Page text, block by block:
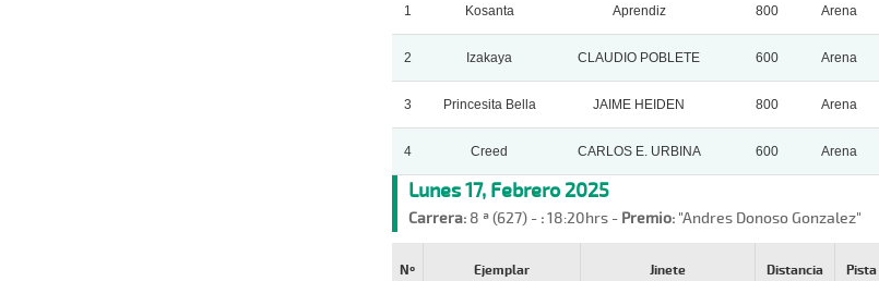
1 Kosanta Aprendiz 800 Arena
2 Izakaya CLAUDIO POBLETE 600 Arena
3 Princesita Bella JAIME HEIDEN 800 Arena
4 Creed CARLOS E. URBINA 600 Arena
Lunes 17, Febrero 2025
Carrera:8 ª (627) - :18:20hrs - Premio:"Andres Donoso Gonzalez"
Nº Ejemplar Jinete Distancia Pista